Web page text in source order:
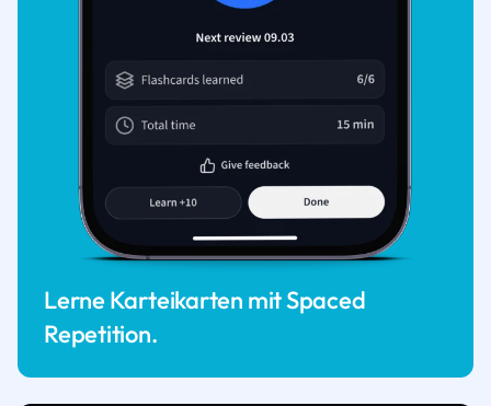
Lerne Karteikarten mit Spaced
Repetition.